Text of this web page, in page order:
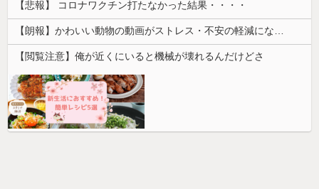
【悲報】 コロナワクチン打たなかった結果・・・・
【朗報】かわいい動物の動画がストレス・不安の軽減になる可能性。英大学の研究で実証
【閲覧注意】俺が近くにいると機械が壊れるんだけどさ